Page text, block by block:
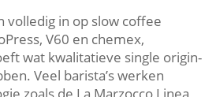
volledig in op slow coffee
V60 en chemex,
wat kwalitatieve single origin-
Veel barista’s werken